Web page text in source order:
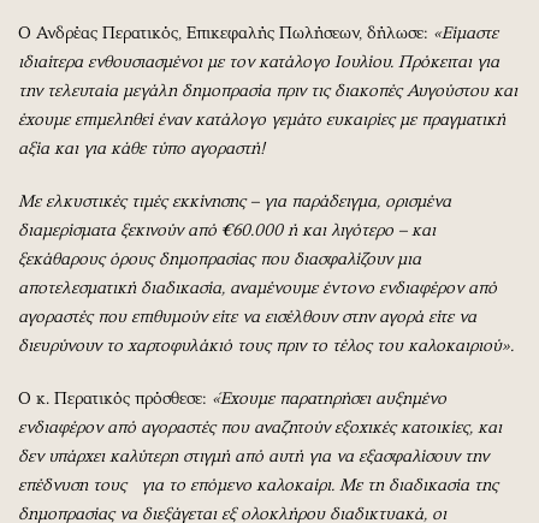
Ο Ανδρέας Περατικός, Επικεφαλής Πωλήσεων, δήλωσε: «Είμαστε
ιδιαίτερα ενθουσιασμένοι με τον κατάλογο Ιουλίου. Πρόκειται για
την τελευταία μεγάλη δημοπρασία πριν τις διακοπές Αυγούστου και
έχουμε επιμεληθεί έναν κατάλογο γεμάτο ευκαιρίες με πραγματική
αξία και για κάθε τύπο αγοραστή!
Με ελκυστικές τιμές εκκίνησης – για παράδειγμα, ορισμένα
διαμερίσματα ξεκινούν από €60.000 ή και λιγότερο – και
ξεκάθαρους όρους δημοπρασίας που διασφαλίζουν μια
αποτελεσματική διαδικασία, αναμένουμε έντονο ενδιαφέρον από
αγοραστές που επιθυμούν είτε να εισέλθουν στην αγορά είτε να
διευρύνουν το χαρτοφυλάκιό τους πριν το τέλος του καλοκαιριού».
Ο κ. Περατικός πρόσθεσε: «Έχουμε παρατηρήσει αυξημένο
ενδιαφέρον από αγοραστές που αναζητούν εξοχικές κατοικίες, και
δεν υπάρχει καλύτερη στιγμή από αυτή για να εξασφαλίσουν την
επέδνυση τους για το επόμενο καλοκαίρι. Με τη διαδικασία της
δημοπρασίας να διεξάγεται εξ ολοκλήρου διαδικτυακά, οι